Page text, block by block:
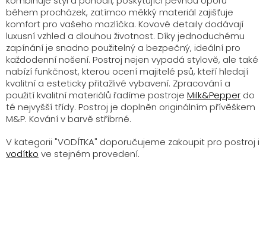
během procházek, zatímco měkký materiál zajišťuje
komfort pro vašeho mazlíčka. Kovové detaily dodávají
luxusní vzhled a dlouhou životnost. Díky jednoduchému
zapínání je snadno použitelný a bezpečný, ideální pro
každodenní nošení. Postroj nejen vypadá stylově, ale také
nabízí funkčnost, kterou ocení majitelé psů, kteří hledají
kvalitní a esteticky přitažlivé vybavení. Zpracování a
použití kvalitní materiálů řadíme postroje Milk&Pepper do
té nejvyšší třídy. Postroj je doplněn originálním přívěškem
M&P. Kování v barvě stříbrné.
V kategorii "VODÍTKA" doporučujeme zakoupit pro postroj i
vodítko ve stejném provedení.